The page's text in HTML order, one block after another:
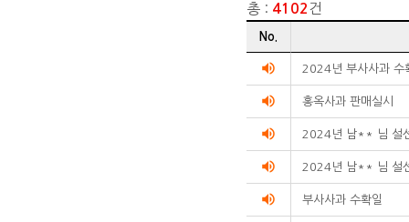
총 : 4102 건
게시글
순번
제목
작성자
작성일
조회수를
리스트화한
테이블입니다.
No.
volume_up 2024년 부사사과 수
volume_up 홍옥사과 판매실시
volume_up 2024년 남** 님 설
volume_up 2024년 남** 님 설
volume_up 부사사과 수확일